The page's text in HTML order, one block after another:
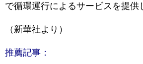
で循環運行によるサービスを提供
（新華社より）
推薦記事：